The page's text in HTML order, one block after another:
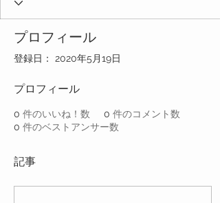
プロフィール
登録日： 2020年5月19日
プロフィール
0 件のいいね！数 0 件のコメント数
0 件のベストアンサー数
記事